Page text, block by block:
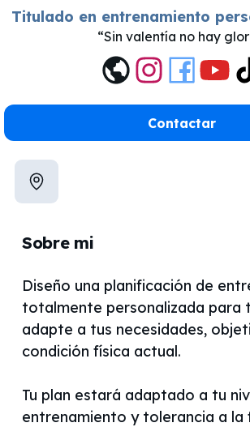
Titulado en entrenamiento
Sin valentía no hay
Contactar
Sobre mi
Diseño una planificación de
totalmente personalizada para
adapte a tus necesidades,
condición física actual.
Tu plan estará adaptado a tu
entrenamiento y tolerancia a la